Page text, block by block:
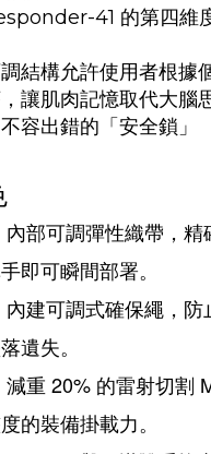
41 的第四維
結構允許使用者根據
讓肌肉記憶取代大腦
容出錯的「安全鎖」
部可調彈性織帶，
即可瞬間部署。
建可調式確保繩，
遺失。
重 20% 的雷射切割
的裝備掛載力。